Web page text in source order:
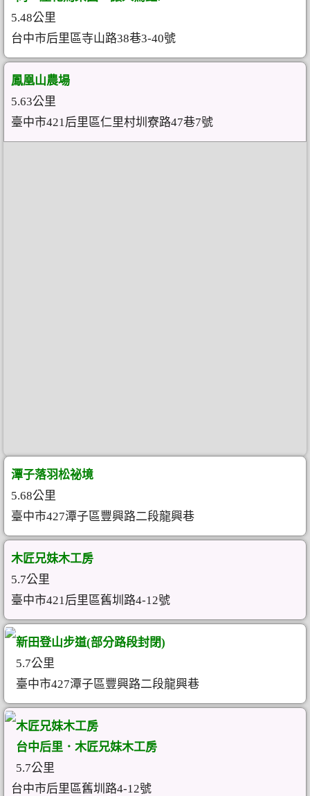
5.48公里
台中市后里區寺山路38巷3-40號
鳳凰山農場
5.63公里
臺中市421后里區仁里村圳寮路47巷7號
潭子落羽松祕境
5.68公里
臺中市427潭子區豐興路二段龍興巷
木匠兄妹木工房
5.7公里
臺中市421后里區舊圳路4-12號
新田登山步道(部分路段封閉)
5.7公里
臺中市427潭子區豐興路二段龍興巷
木匠兄妹木工房
台中后里．木匠兄妹木工房
5.7公里
台中市后里區舊圳路4-12號